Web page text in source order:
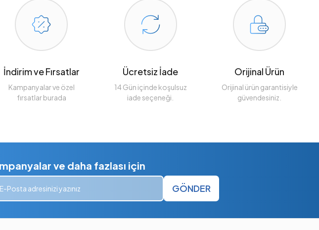
İndirim ve Fırsatlar
Kampanyalar ve özel
fırsatlar burada
Ücretsiz İade
14 Gün içinde koşulsuz
iade seçeneği.
Orijinal Ürün
Orijinal ürün garantisiyle
güvendesiniz.
ve daha fazlası için
GÖNDER